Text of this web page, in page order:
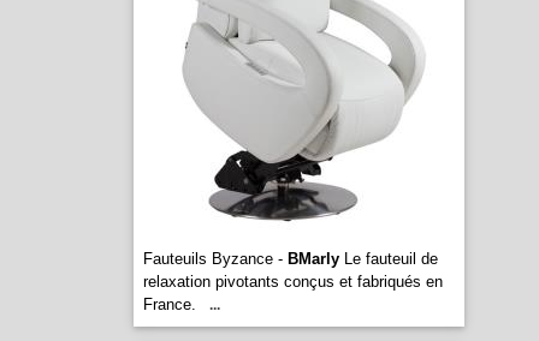
Fauteuils Byzance - BMarlyLe fauteuil de
relaxation pivotants conçus et fabriqués en
France.
...